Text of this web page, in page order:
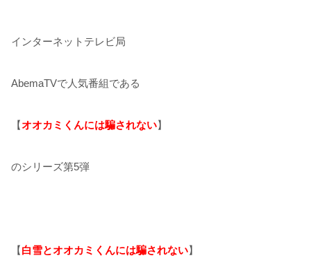
インターネットテレビ局
AbemaTVで人気番組である
【オオカミくんには騙されない】
のシリーズ第5弾
【白雪とオオカミくんには騙されない】